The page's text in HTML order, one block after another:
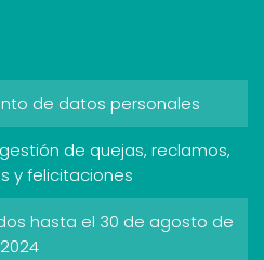
de datos personales
de quejas, reclamos,
y felicitaciones
hasta el 30 de agosto de
2024